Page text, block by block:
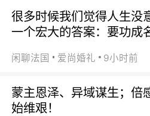
很多时候我们觉得人生没
一个宏大的答案：要功成
闲聊法国 爱尚婚礼 9小时前
蒙主恩泽、异域谋生；倍
始维艰！